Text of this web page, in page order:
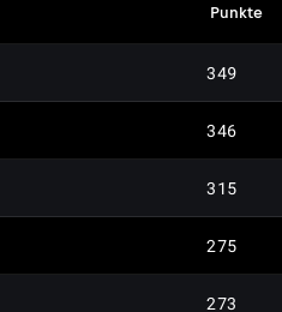
Punkte
349
346
315
275
273